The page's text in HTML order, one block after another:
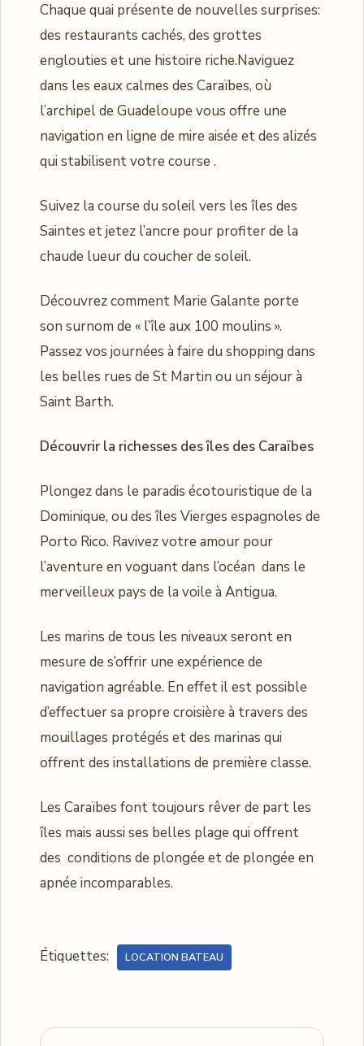
Chaque quai présente de nouvelles surprises:
des restaurants cachés, des grottes
englouties et une histoire riche.Naviguez
dans les eaux calmes des Caraïbes, où
l’archipel de Guadeloupe vous offre une
navigation en ligne de mire aisée et des alizés
qui stabilisent votre course .
Suivez la course du soleil vers les îles des
Saintes et jetez l’ancre pour profiter de la
chaude lueur du coucher de soleil.
Découvrez comment Marie Galante porte
son surnom de « l’île aux 100 moulins ».
Passez vos journées à faire du shopping dans
les belles rues de St Martin ou un séjour à
Saint Barth.
Découvrir la richesses des îles des Caraïbes
Plongez dans le paradis écotouristique de la
Dominique, ou des îles Vierges espagnoles de
Porto Rico. Ravivez votre amour pour
l’aventure en voguant dans l’océan dans le
merveilleux pays de la voile à Antigua.
Les marins de tous les niveaux seront en
mesure de s’offrir une expérience de
navigation agréable. En effet il est possible
d’effectuer sa propre croisière à travers des
mouillages protégés et des marinas qui
offrent des installations de première classe.
Les Caraïbes font toujours rêver de part les
îles mais aussi ses belles plage qui offrent
des conditions de plongée et de plongée en
apnée incomparables.
Étiquettes: LOCATION BATEAU